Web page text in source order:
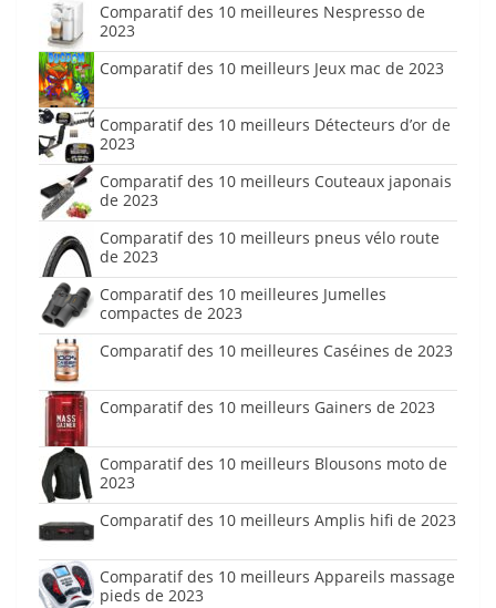
Comparatif des 10 meilleures Nespresso de
2023
Comparatif des 10 meilleurs Jeux mac de 2023
Comparatif des 10 meilleurs Détecteurs d’or de
2023
Comparatif des 10 meilleurs Couteaux japonais
de 2023
Comparatif des 10 meilleurs pneus vélo route
de 2023
Comparatif des 10 meilleures Jumelles
compactes de 2023
Comparatif des 10 meilleures Caséines de 2023
Comparatif des 10 meilleurs Gainers de 2023
Comparatif des 10 meilleurs Blousons moto de
2023
Comparatif des 10 meilleurs Amplis hifi de 2023
Comparatif des 10 meilleurs Appareils massage
pieds de 2023